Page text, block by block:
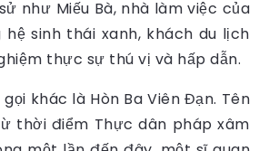
như Miếu Bà, nhà làm việc của
hệ sinh thái xanh, khách du lịch
thực sự thú vị và hấp dẫn.
khác là Hòn Ba Viên Đạn. Tên
thời điểm Thực dân pháp xâm